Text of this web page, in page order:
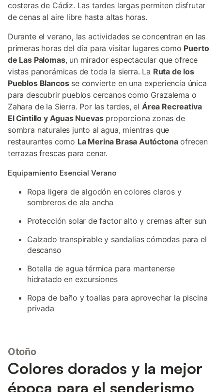
costeras de Cádiz. Las tardes largas permiten disfrutar
de cenas al aire libre hasta altas horas.
Durante el verano, las actividades se concentran en las
primeras horas del día para visitar lugares como Puerto
de Las Palomas, un mirador espectacular que ofrece
vistas panorámicas de toda la sierra. La Ruta de los
Pueblos Blancosse convierte en una experiencia única
para descubrir pueblos cercanos como Grazalema o
Zahara de la Sierra. Por las tardes, el Área Recreativa
El Cintillo y Aguas Nuevasproporciona zonas de
sombra naturales junto al agua, mientras que
restaurantes como La Merina Brasa Autóctonaofrecen
terrazas frescas para cenar.
Equipamiento Esencial Verano
Ropa ligera de algodón en colores claros y
sombreros de ala ancha
Protección solar de factor alto y cremas after sun
Calzado transpirable y sandalias cómodas para el
descanso
Botella de agua térmica para mantenerse
hidratado en excursiones
Ropa de baño y toallas para aprovechar la piscina
privada
Otoño
Colores dorados y la mejor
época para el senderismo